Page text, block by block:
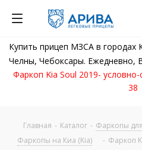
Купить прицеп МЗСА в
Челны, Чебоксары. Ежедневно,
Фаркоп Kia Soul 2019-
38
Главная - Каталог - Фаркопы
Фаркопы на Киа (Kia)
- Фаркоп